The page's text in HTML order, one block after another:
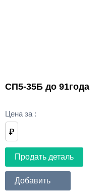
СП5-35Б до 91года
Цена за :
₽
Продать деталь
Добавить